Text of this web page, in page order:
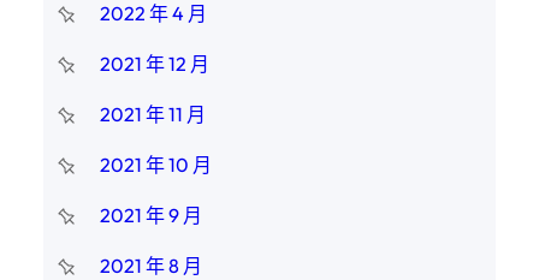
2022 年 4 月
2021 年 12 月
2021 年 11 月
2021 年 10 月
2021 年 9 月
2021 年 8 月